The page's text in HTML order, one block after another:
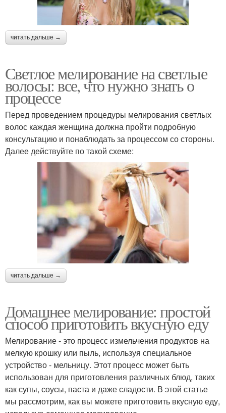
читать дальше →
Светлое мелирование на светлые
волосы: все, что нужно знать о
процессе
Перед проведением процедуры мелирования светлых
волос каждая женщина должна пройти подробную
консультацию и понаблюдать за процессом со стороны.
Далее действуйте по такой схеме:
читать дальше →
Домашнее мелирование: простой
способ приготовить вкусную еду
Мелирование - это процесс измельчения продуктов на
мелкую крошку или пыль, используя специальное
устройство - мельницу. Этот процесс может быть
использован для приготовления различных блюд, таких
как супы, соусы, паста и даже сладости. В этой статье
мы рассмотрим, как вы можете приготовить вкусную еду,